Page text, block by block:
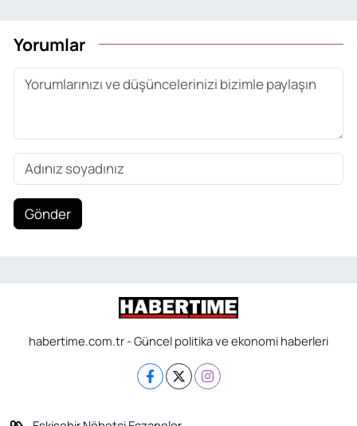
Yorumlar
Gönder
habertime.com.tr - Güncel politika ve ekonomi haberleri